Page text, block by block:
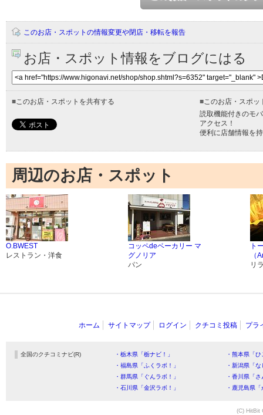
このお店・スポットの情報変更や閉店・移転を報告
お店・スポット情報をブログにはる
■このお店・スポットを共有する ■このお店・スポッ
読取機能付きのモ
アクセス！
便利に店舗情報を
周辺のお店・スポット
O.BWEST
レストラン・洋食
コッペdeベーカリー マ
グノリア
パン
ト
（
リ
ホーム サイトマップ ログイン クチコミ投稿 プラ
全国のクチコミナビ(R) ・栃木県「栃ナビ！」
・熊本県「
・福島県「ふくラボ！」
・新潟県「
・群馬県「ぐんラボ！」
・香川県「
・石川県「金沢ラボ！」
・鹿児島県
(C) HitBit